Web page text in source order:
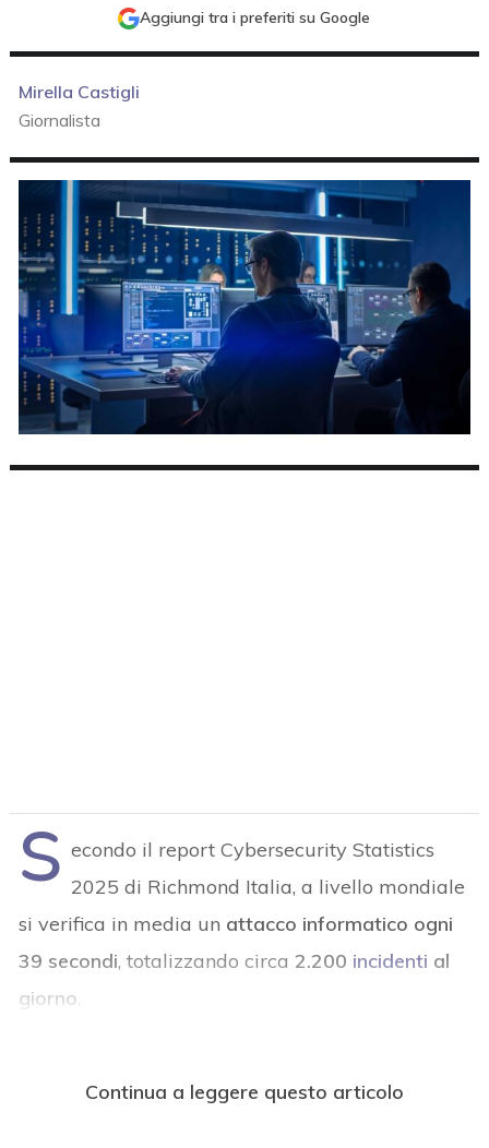
Aggiungi tra i preferiti su Google
Mirella Castigli
Giornalista
S econdo il report Cybersecurity Statistics
2025 di Richmond Italia, a livello mondiale
si verifica in media un attacco informatico ogni
39 secondi, totalizzando circa 2.200 incidenti al
giorno.
Continua a leggere questo articolo